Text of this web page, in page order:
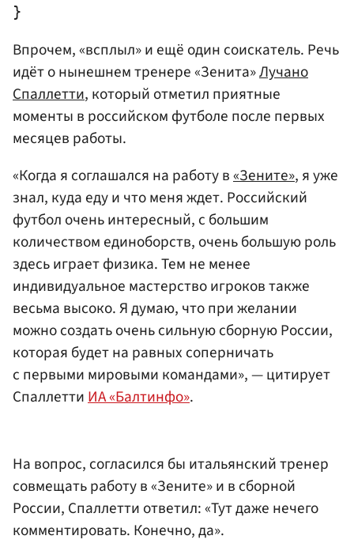
Впрочем, «всплыл» и ещё один соискатель. Речь
идёт о нынешнем тренере «Зенита»Лучано
Спаллетти, который отметил приятные
моменты в российском футболе после первых
месяцев работы.
«Когда я соглашался на работу в«Зените», я уже
знал, куда еду и что меня ждет. Российский
футбол очень интересный, с большим
количеством единоборств, очень большую роль
здесь играет физика. Тем не менее
индивидуальное мастерство игроков также
весьма высоко. Я думаю, что при желании
можно создать очень сильную сборную России,
которая будет на равных соперничать
с первыми мировыми командами», — цитирует
СпаллеттиИА «Балтинфо».
На вопрос, согласился бы итальянский тренер
совмещать работу в «Зените» и в сборной
России, Спаллетти ответил: «Тут даже нечего
комментировать. Конечно, да».